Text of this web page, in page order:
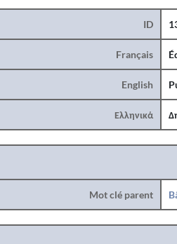
ID
Français
English
Ελληνικά
Mot clé parent